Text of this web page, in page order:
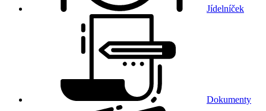
Jídelníček
Dokumenty